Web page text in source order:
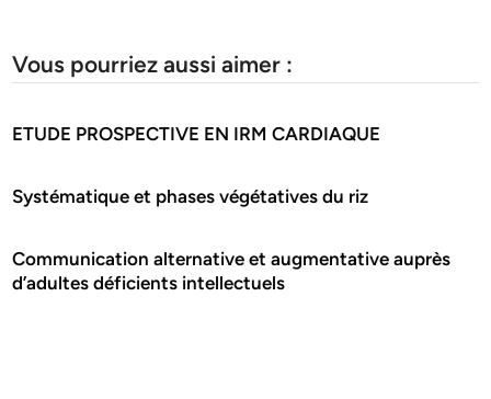
Vous pourriez aussi aimer :
ETUDE PROSPECTIVE EN IRM CARDIAQUE
Systématique et phases végétatives du riz
Communication alternative et augmentative auprès
d’adultes déficients intellectuels